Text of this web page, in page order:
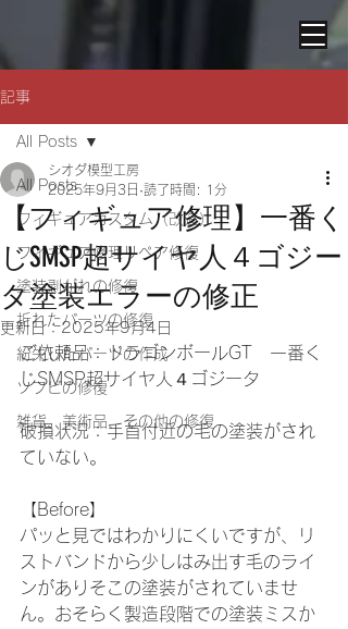
記事
All Posts
フィギュアカスタム（改造）
フィギュア修理リペア修復
塗装剥がれの修復
折れたパーツの修復
紛失したパーツの作成
ソフビの修復
雑貨、美術品、その他の修復
All Posts
【フィギュア修理】一番く
じSMSP超サイヤ人４ゴジー
タ塗装エラーの修正
シオダ模型工房
2025年9月3日 読了時間: 1分
更新日：2025年9月4日
ご依頼品：ドラゴンボールGT　一番く
じSMSP超サイヤ人４ゴジータ
破損状況：手首付近の毛の塗装がされ
ていない。
【Before】
パッと見ではわかりにくいですが、リ
ストバンドから少しはみ出す毛のライ
ンがありそこの塗装がされていませ
ん。おそらく製造段階での塗装ミスか